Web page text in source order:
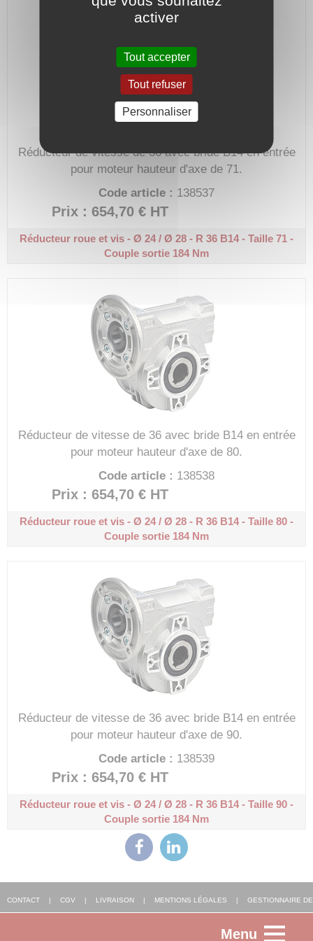
Menu
Réducteur de vitesse de 36 avec bride B14 en entrée
pour moteur hauteur d'axe de 71.
Code article : 138537
Prix : 654,70 € HT
Réducteur roue et vis - Ø 24 / Ø 28 - R 36 B14 - Taille 71 -
Couple sortie 184 Nm
Réducteur de vitesse de 36 avec bride B14 en entrée
pour moteur hauteur d'axe de 80.
Code article : 138538
Prix : 654,70 € HT
Réducteur roue et vis - Ø 24 / Ø 28 - R 36 B14 - Taille 80 -
Couple sortie 184 Nm
Réducteur de vitesse de 36 avec bride B14 en entrée
pour moteur hauteur d'axe de 90.
Code article : 138539
Prix : 654,70 € HT
Réducteur roue et vis - Ø 24 / Ø 28 - R 36 B14 - Taille 90 -
Couple sortie 184 Nm
CONTACT | CGV | LIVRAISON | MENTIONS LÉGALES | GESTIONNAIRE DE
: FGP SOLUTIONS
activer
Tout accepter
Tout refuser
Personnaliser